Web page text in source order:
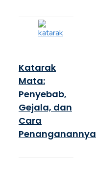
Katarak
Mata:
Penyebab,
Gejala, dan
Cara
Penanganannya